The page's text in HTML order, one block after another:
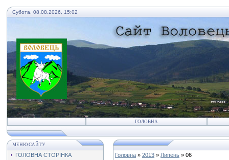
Субота, 08.08.2026, 15:02
ГОЛОВНА
МЕНЮ САЙТУ
ГОЛОВНА СТОРІНКА
Головна » 2013 » Липень » 06